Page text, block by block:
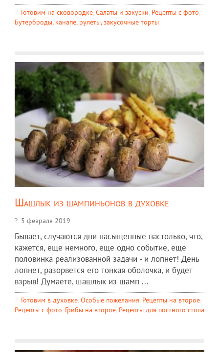
Готовим на сковородке, Салаты и закуски, Рецепты c фото,
Бутерброды, канапе, рулеты, закусочные торты
Шашлык из шампиньонов в духовке
5 февраля 2019
Бывает, случаются дни насыщенные настолько, что,
кажется, еще немного, еще одно событие, еще
половинка реализованной задачи - и лопнет! День
лопнет, разорвется его тонкая оболочка, и будет
взрыв! Думаете, шашлык из шамп ...
Готовим в духовке, Особые пожелания, Рецепты на второе,
Рецепты c фото, Грибы на второе, Рецепты для постного стола